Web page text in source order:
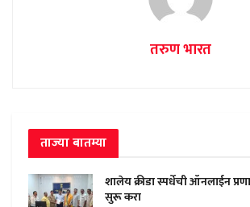
तरुण भारत
ताज्या बातम्या
शालेय क्रीडा स्पर्धेची ऑनलाईन
सुरू करा